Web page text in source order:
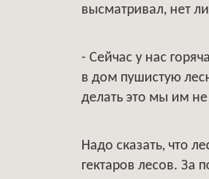
высматривал, нет
- Сейчас у нас
в дом пушистую
делать это мы им не
Надо сказать, что
гектаров лесов. За